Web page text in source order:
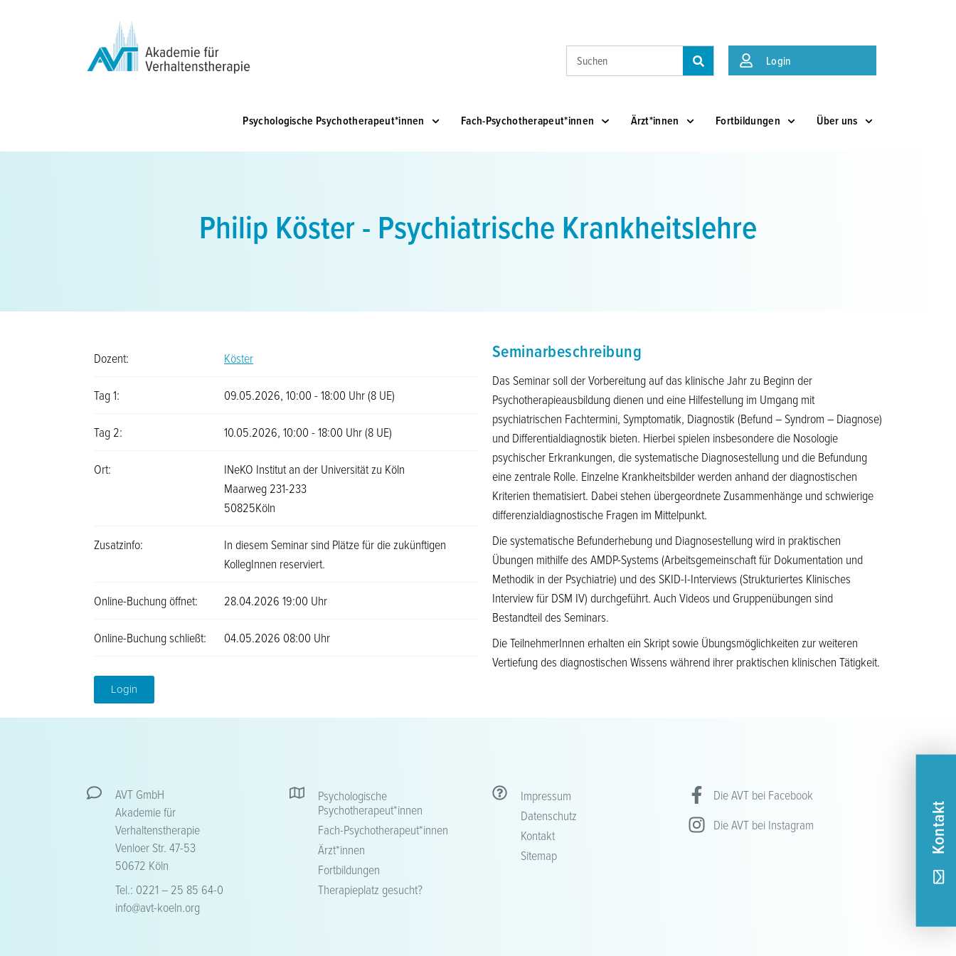
Suche
Login
Psychologische Psychotherapeut*innen Fach-Psychotherapeut*innen Ärzt*innen Fortbildungen Über uns
Philip Köster - Psychiatrische Krankheitslehre
Dozent: Köster
Tag 1: 09.05.2026, 10:00 - 18:00 Uhr (8 UE)
Tag 2: 10.05.2026, 10:00 - 18:00 Uhr (8 UE)
Ort:
INeKO Institut an der Universität zu Köln
Maarweg 231-233
50825Köln
Zusatzinfo:
In diesem Seminar sind Plätze für die zukünftigen
KollegInnen reserviert.
Online-Buchung öffnet: 28.04.2026 19:00 Uhr
Online-Buchung schließt: 04.05.2026 08:00 Uhr
Login
Seminarbeschreibung
Das Seminar soll der Vorbereitung auf das klinische Jahr zu Beginn der
Psychotherapieausbildung dienen und eine Hilfestellung im Umgang mit
psychiatrischen Fachtermini, Symptomatik, Diagnostik (Befund – Syndrom – Diagnose)
und Differentialdiagnostik bieten. Hierbei spielen insbesondere die Nosologie
psychischer Erkrankungen, die systematische Diagnosestellung und die Befundung
eine zentrale Rolle. Einzelne Krankheitsbilder werden anhand der diagnostischen
Kriterien thematisiert. Dabei stehen übergeordnete Zusammenhänge und schwierige
differenzialdiagnostische Fragen im Mittelpunkt.
Die systematische Befunderhebung und Diagnosestellung wird in praktischen
Übungen mithilfe des AMDP-Systems (Arbeitsgemeinschaft für Dokumentation und
Methodik in der Psychiatrie) und des SKID-I-Interviews (Strukturiertes Klinisches
Interview für DSM IV) durchgeführt. Auch Videos und Gruppenübungen sind
Bestandteil des Seminars.
Die TeilnehmerInnen erhalten ein Skript sowie Übungsmöglichkeiten zur weiteren
Vertiefung des diagnostischen Wissens während ihrer praktischen klinischen Tätigkeit.
AVT GmbH
Akademie für
Verhaltenstherapie
Venloer Str. 47-53
50672 Köln
Tel.: 0221 – 25 85 64-0
info@avt-koeln.org
Psychologische
Psychotherapeut*innen
Fach-Psychotherapeut*innen
Ärzt*innen
Fortbildungen
Therapieplatz gesucht?
Impressum
Datenschutz
Kontakt
Sitemap
Die AVT bei Facebook
Die AVT bei Instagram
Kontakt